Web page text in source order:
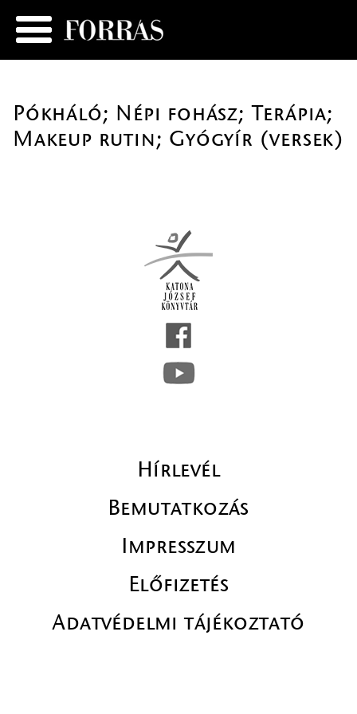
Pókháló; Népi fohász; Terápia;
Makeup rutin; Gyógyír (versek)
Hírlevél
Bemutatkozás
Impresszum
Előfizetés
Adatvédelmi tájékoztató